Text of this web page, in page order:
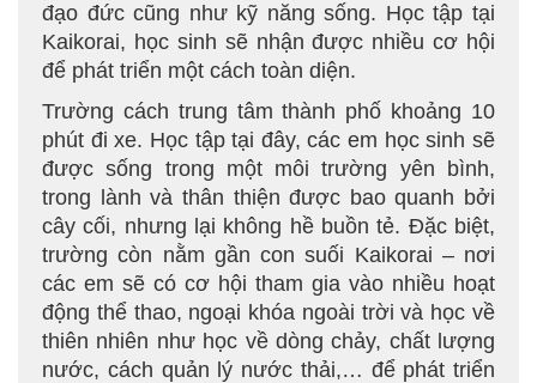
đạo đức cũng như kỹ năng sống. Học tập tại
Kaikorai, học sinh sẽ nhận được nhiều cơ hội
để phát triển một cách toàn diện.
Trường cách trung tâm thành phố khoảng 10
phút đi xe. Học tập tại đây, các em học sinh sẽ
được sống trong một môi trường yên bình,
trong lành và thân thiện được bao quanh bởi
cây cối, nhưng lại không hề buồn tẻ. Đặc biệt,
trường còn nằm gần con suối Kaikorai – nơi
các em sẽ có cơ hội tham gia vào nhiều hoạt
động thể thao, ngoại khóa ngoài trời và học về
thiên nhiên như học về dòng chảy, chất lượng
nước, cách quản lý nước thải,… để phát triển